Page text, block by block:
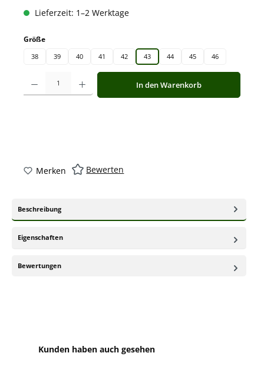
Lieferzeit: 1–2 Werktage
Größeauswählen
38 39 40 41 42 43 44 45 46
Produkt Anzahl: Gib den gewünschten Wert ein oder benutze die
In den Warenkorb
Merken Bewerten
Beschreibung
Eigenschaften
Bewertungen
Produktgalerie überspringen
Kunden haben auch gesehen